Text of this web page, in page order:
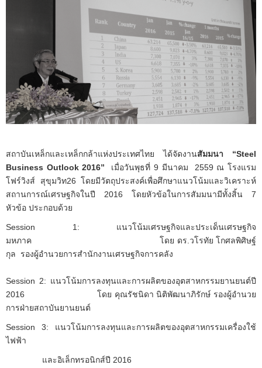
สถาบันเหล็กและเหล็กกล้าแห่งประเทศไทย ได้จัดงานสัมมนา “Steel
Business Outlook 2016” เมื่อวันพุธที่ 9 มีนาคม 2559 ณ โรงแรม
โฟร์วิงส์ สุขุมวิท26 โดยมีวัตถุประสงค์เพื่อศึกษาแนวโน้มและวิเคราะห์
สถานการณ์เศรษฐกิจในปี 2016 โดยหัวข้อในการสัมมนามีทั้งสิ้น 7
หัวข้อ ประกอบด้วย
Session 1: แนวโน้มเศรษฐกิจและประเด็นเศรษฐกิจ
มหภาค โดย ดร.วโรทัย โกศลพิศิษฐ์
กุล รองผู้อำนวยการสำนักงานเศรษฐกิจการคลัง
Session 2: แนวโน้มการลงทุนและการผลิตของอุตสาหกรรมยานยนต์ปี
2016 โดย คุณรัชนิดา นิติพัฒนาภิรักษ์ รองผู้อำนวย
การฝ่ายสถาบันยานยนต์
Session 3: แนวโน้มการลงทุนและการผลิตของอุตสาหกรรมเครื่องใช้
ไฟฟ้า
และอิเล็กทรอนิกส์ปี 2016